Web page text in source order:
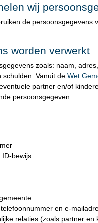
wij
de persoonsgegevens
worden verwerkt
zoals: naam,
schulden. Vanuit deWet
partner en/of
persoonsgegeven:
ID-bewijs
en e-
relaties (zoals partner en